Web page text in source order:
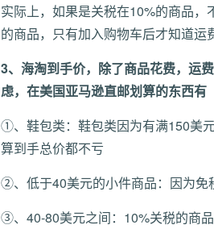
实际上，如果是关税在10%的商品
的商品，只有加入购物车后才知道运
3、海淘到手价，除了商品花费，运
虑，在美国亚马逊直邮划算的东西有
①、鞋包类：鞋包类因为有满150美
算到手总价都不亏
②、低于40美元的小件商品：因为免
③、40-80美元之间：10%关税的商